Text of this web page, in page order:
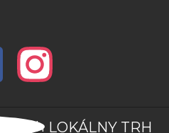
LOKÁLNY TRH
práva vyhradené